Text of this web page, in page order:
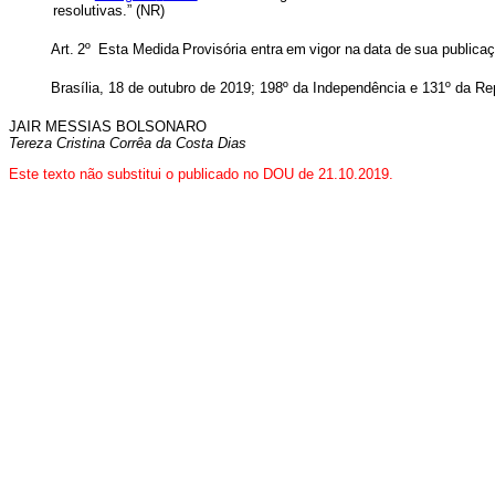
resolutivas.” (NR)
Art. 2º Esta Medida Provisória entra em vigor na datade sua
Brasília, 18 de outubro de 2019; 198º da Independência e 131º da
JAIR MESSIAS BOLSONARO
Tereza Cristina Corrêa da Costa Dias
Este texto não substitui o publicado no DOU de 21.10.2019.